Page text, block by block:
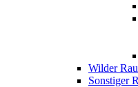
Wilder
Sonstiger